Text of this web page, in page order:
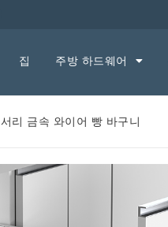
집 주방 하드웨어
리 금속 와이어 빵 바구니